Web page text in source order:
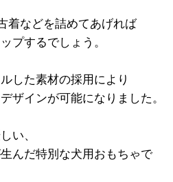
着などを詰めてあげれば
プするでしょう。
した素材の採用により
ザインが可能になりました。
い、
んだ特別な犬用おもちゃで